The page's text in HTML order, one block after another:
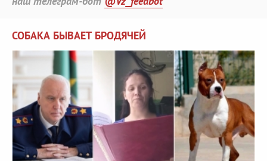
СОБАКА БЫВАЕТ БРОДЯЧЕЙ